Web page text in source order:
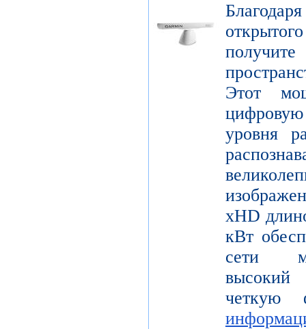
Этот
уровня
xHD
кВт
сети
высокий
четкую